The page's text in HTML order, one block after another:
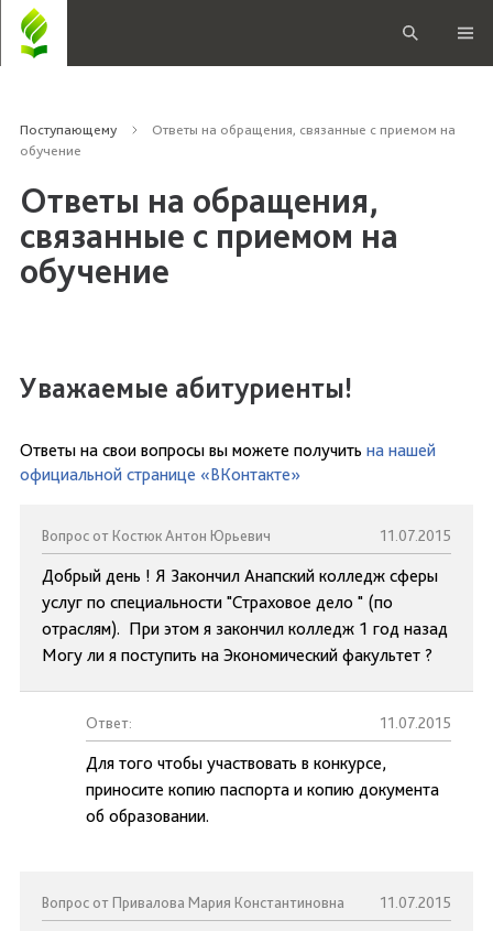
Поступающему
Ответы на обращения, связанные с приемом на
обучение
Ответы на обращения,
связанные с приемом на
обучение
Уважаемые абитуриенты!
Ответы на свои вопросы вы можете получить на нашей
официальной странице «ВКонтакте»
Вопрос от Костюк Антон Юрьевич 11.07.2015
Добрый день ! Я Закончил Анапский колледж сферы
услуг по специальности "Страховое дело " (по
отраслям). При этом я закончил колледж 1 год назад
Могу ли я поступить на Экономический факультет ?
Ответ: 11.07.2015
Для того чтобы участвовать в конкурсе,
приносите копию паспорта и копию документа
об образовании.
Вопрос от Привалова Мария Константиновна 11.07.2015